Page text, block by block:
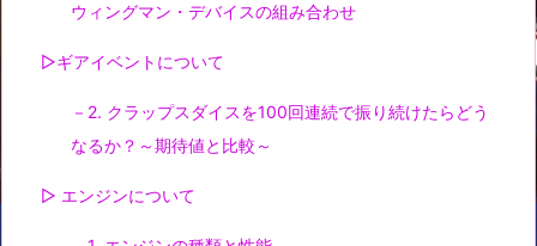
ウィングマン・デバイスの組み合わせ
▷ギアイベントについて
－2. クラップスダイスを100回連続で振り続けたらどう
なるか？～期待値と比較～
▷ エンジンについて